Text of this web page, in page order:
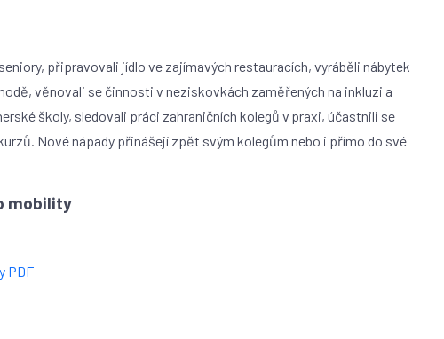
připravovali jídlo ve zajímavých restauracích, vyráběli nábytek
věnovali se činnosti v neziskovkách zaměřených na inkluzi a
školy, sledovali práci zahraničních kolegů v praxi, účastnili se
Nové nápady přinášejí zpět svým kolegům nebo i přímo do své
mobility
PDF